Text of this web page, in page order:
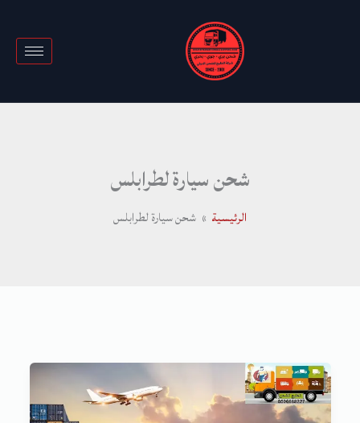
شحن سيارة لطرابلس
الرئيسية شحن سيارة لطرابلس